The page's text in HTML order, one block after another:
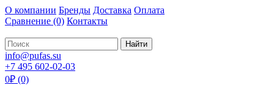
О компании Бренды Доставка Оплата
Сравнение (0) Контакты
Найти
info@pufas.su
+7 495 602-02-03
0₽ (0)